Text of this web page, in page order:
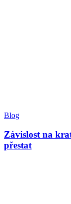
Blog
Závislost na
přestat